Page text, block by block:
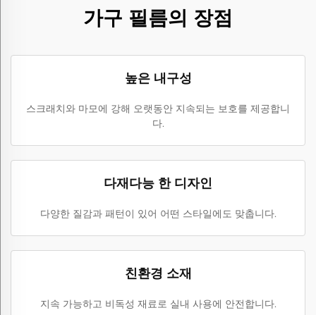
가구 필름의 장점
높은 내구성
스크래치와 마모에 강해 오랫동안 지속되는 보호를 제공합니
다.
다재다능 한 디자인
다양한 질감과 패턴이 있어 어떤 스타일에도 맞춥니다.
친환경 소재
지속 가능하고 비독성 재료로 실내 사용에 안전합니다.